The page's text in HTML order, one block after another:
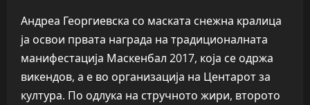
Андреа Георгиевска со маската снежна кралица
ја освои првата награда на традиционалната
манифестација Маскенбал 2017, која се одржа
викендов, а е во организација на Центарот за
култура. По одлука на стручното жири, второто